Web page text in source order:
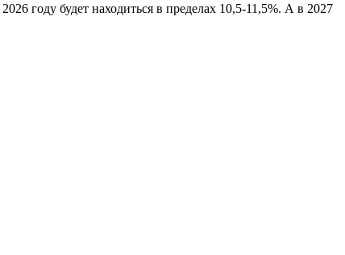
году будет находиться в пределах 10,5-11,5%. А в 2027